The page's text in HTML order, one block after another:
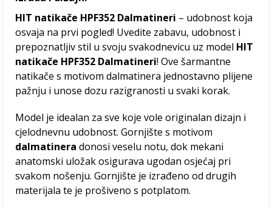
HIT natikače HPF352 Dalmatineri – udobnost koja
osvaja na prvi pogled! Uvedite zabavu, udobnost i
prepoznatljiv stil u svoju svakodnevicu uz model HIT
natikače HPF352 Dalmatineri! Ove šarmantne
natikače s motivom dalmatinera jednostavno plijene
pažnju i unose dozu razigranosti u svaki korak.
Model je idealan za sve koje vole originalan dizajn i
cjelodnevnu udobnost. Gornjište s motivom
dalmatinera donosi veselu notu, dok mekani
anatomski uložak osigurava ugodan osjećaj pri
svakom nošenju. Gornjište je izrađeno od drugih
materijala te je prošiveno s potplatom.